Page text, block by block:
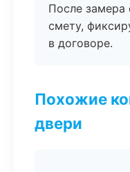
После замера
смету,
в договоре.
Похожие
двери